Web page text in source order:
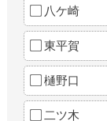
八ケ崎
東平賀
樋野口
二ツ木